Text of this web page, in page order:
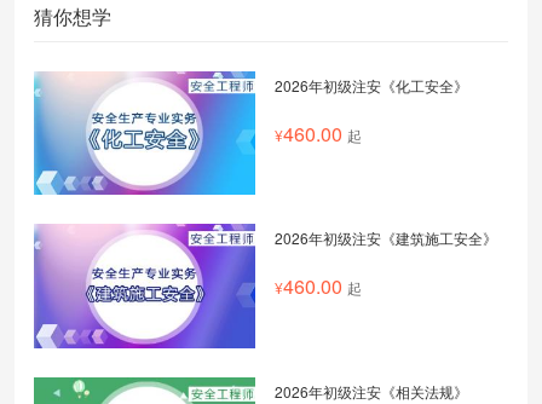
猜你想学
2026年初级注安《化工安全》
460.00 起
2026年初级注安《建筑施工安全》
460.00 起
2026年初级注安《相关法规》